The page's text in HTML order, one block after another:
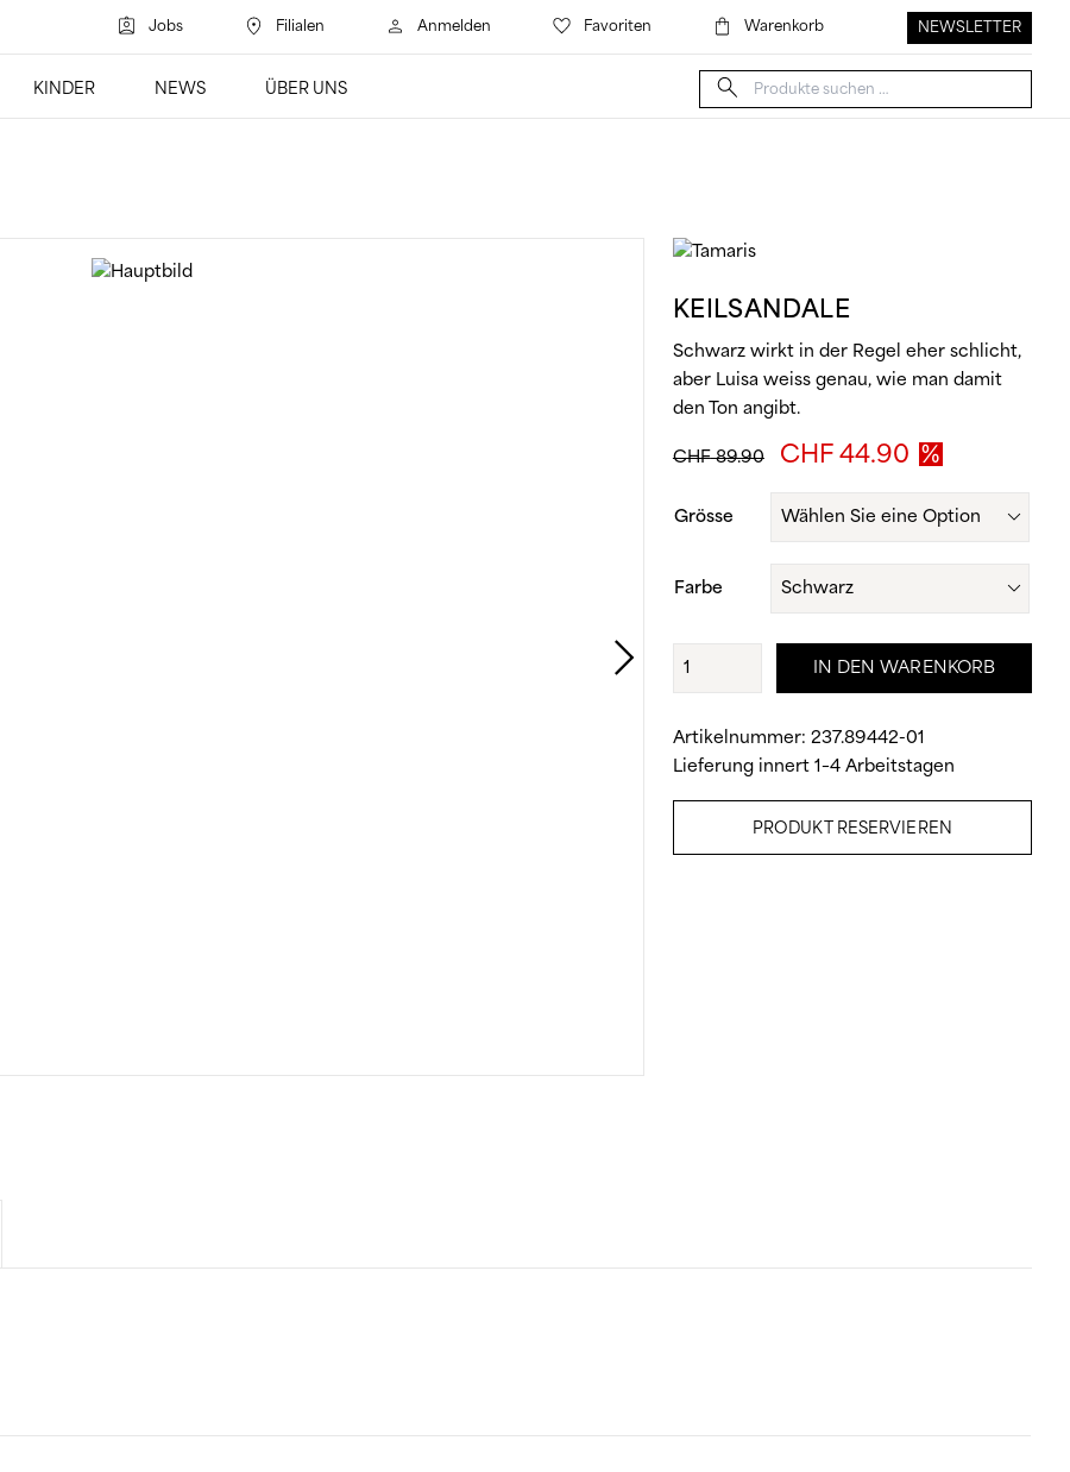
Jobs Filialen Anmelden Favoriten Warenkorb NEWSLETTER
KINDER NEWS ÜBER UNS
Suche
nach:
KEILSANDALE
Schwarz wirkt in der Regel eher schlicht,
aber Luisa weiss genau, wie man damit
den Ton angibt.
CHF89.90
Ursprünglicher
war:
CHF 89.90
CHF44.90
ist:
CHF
Grösse
Farbe
Keilsandale
Menge
IN DEN WARENKORB
Artikelnummer: 237.89442-01
Lieferung innert 1–4 Arbeitstagen
PRODUKT RESERVIEREN